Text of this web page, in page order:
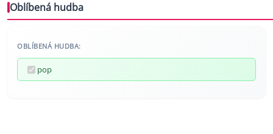
Oblíbená hudba
OBLÍBENÁ HUDBA:
pop